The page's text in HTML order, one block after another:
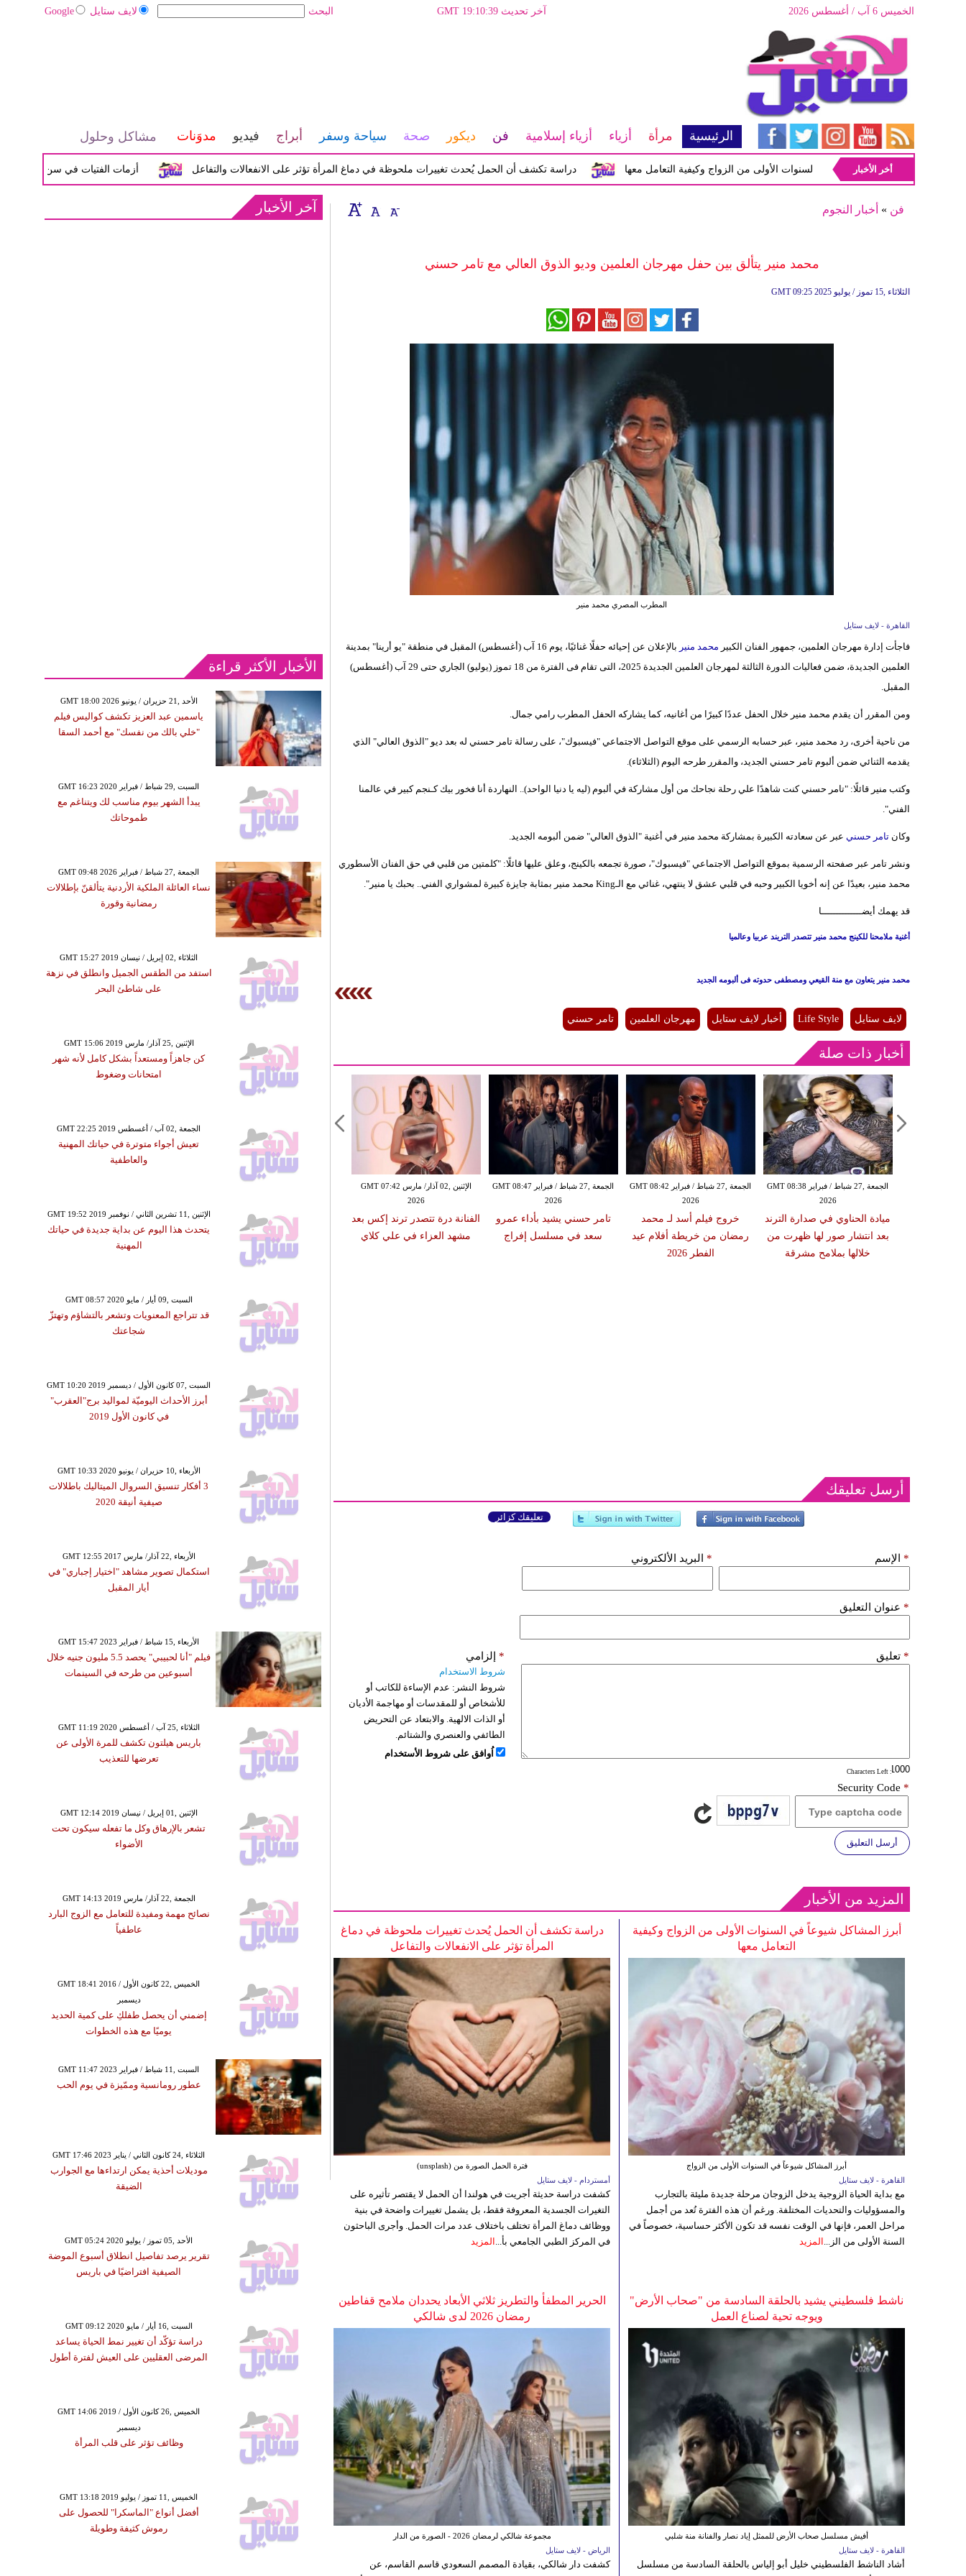
لايف ستايل Google البحث آخر تحديث GMT 19:10:39 الخميس 6 آب / أغسطس 2026
الرئيسية مرأة أزياء أزياء إسلامية فن ديكور صحة سياحة وسفر أبراج فيديو مدوَنات مشاكل وحلول
أزمات الفتيات في سن المراهقة بين دراسة تكشف أن الحمل يُحدث تغييرات ملحوظة في دماغ المرأة تؤثر على الانفعالات والتفاعل أبرز المشاكل شيوعاً في السنوات الأولى من الزواج وكيفية التعامل معها
أخر الأخبار
فن » أخبار النجوم
محمد منير يتألق بين حفل مهرجان العلمين وديو الذوق العالي مع تامر حسني
GMT 09:25 2025 الثلاثاء ,15 تموز / يوليو
المطرب المصري محمد منير
القاهرة - لايف ستايل
فاجأت إدارة مهرجان العلمين، جمهور الفنان الكبير محمد منير
بالإعلان عن إحيائه حفلًا غنائيًا، يوم 16 آب (أغسطس) المقبل في منطقة "يو أرينا" بمدينة
العلمين الجديدة، ضمن فعاليات الدورة الثالثة لمهرجان العلمين الجديدة 2025، التى تقام فى الفترة من 18 تموز (يوليو) الجاري حتى 29 آب (أغسطس)
المقبل.
ومن المقرر أن يقدم محمد منير خلال الحفل عددًا كبيرًا من أغانيه، كما يشاركه الحفل المطرب رامي جمال.
من ناحية أخرى، رد محمد منير، عبر حسابه الرسمي على موقع التواصل الاجتماعي "فيسبوك"، على رسالة تامر حسني له بعد ديو "الذوق العالي" الذي
يقدمه الثنائي ضمن ألبوم تامر حسني الجديد، والمقرر طرحه اليوم (الثلاثاء).
وكتب منير قائلًا: "تامر حسني كنت شاهدًا علي رحلة نجاحك من أول مشاركة في ألبوم (ليه يا دنيا الواحد).. النهاردة أنا فخور بيك كـنجم كبير في عالمنا
الفني".
وكان تامر حسنيعبر عن سعادته الكبيرة بمشاركة محمد منير في أغنية "الذوق العالي" ضمن ألبومه الجديد.
ونشر تامر عبر صفحته الرسمية بموقع التواصل الاجتماعي "فيسبوك"، صورة تجمعه بالكينج، وعلق عليها قائلًا: "كلمتين من قلبي في حق الفنان الأسطوري
محمد منير، بعيدًا عن إنه أخويا الكبير وحبه في قلبي عشق لا ينتهي، غنائي مع الـKing محمد منير بمثابة جايزة كبيرة لمشواري الفني.. بحبك يا منير".
قد يهمك أيضــــــــــــــا
أغنية ملامحنا للكينج محمد منير تتصدر التريند عربيا وعالميا
محمد منير يتعاون مع منة القيعي ومصطفى حدوته فى ألبومه الجديد
لايف ستايل Life Style أخبار لايف ستايل مهرجان العلمين تامر حسني
أخبار ذات صلة
الإثنين ,02 آذار/ مارس GMT 07:42
2026
الفنانة درة تتصدر ترند إكس بعد
مشهد العزاء في علي كلاي
الجمعة ,27 شباط / فبراير GMT 08:47
2026
تامر حسني يشيد بأداء عمرو
سعد في مسلسل إفراج
الجمعة ,27 شباط / فبراير GMT 08:42
2026
خروج فيلم أسد لـ محمد
رمضان من خريطة أفلام عيد
الفطر 2026
الجمعة ,27 شباط / فبراير GMT 08:38
2026
ميادة الحناوي في صدارة الترند
بعد انتشار صور لها ظهرت من
خلالها بملامح مشرقة
أرسل تعليقك
تعليقك كزائر
الإسم * البريد الألكتروني *
عنوان التعليق *
تعليق *
: Characters Left
إلزامي *
شروط الاستخدام
شروط النشر: عدم الإساءة للكاتب أو
للأشخاص أو للمقدسات أو مهاجمة الأديان
أو الذات الالهية. والابتعاد عن التحريض
الطائفي والعنصري والشتائم.
اُوافق على شروط الأستخدام
Security Code *
أرسل التعليق
المزيد من الأخبار
دراسة تكشف أن الحمل يُحدث تغييرات ملحوظة في دماغ
المرأة تؤثر على الانفعالات والتفاعل
فترة الحمل الصورة من (unsplash)
أمستردام - لايف ستايل
كشفت دراسة حديثة أجريت في هولندا أن الحمل لا يقتصر تأثيره على
التغيرات الجسدية المعروفة فقط، بل يشمل تغييرات واضحة في بنية
ووظائف دماغ المرأة تختلف باختلاف عدد مرات الحمل. وأجرى الباحثون
في المركز الطبي الجامعي بأ... المزيد
أبرز المشاكل شيوعاً في السنوات الأولى من الزواج وكيفية
التعامل معها
أبرز المشاكل شيوعاً في السنوات الأولى من الزواج
القاهرة - لايف ستايل
مع بداية الحياة الزوجية يدخل الزوجان مرحلة جديدة مليئة بالتجارب
والمسؤوليات والتحديات المختلفة. ورغم أن هذه الفترة تُعد من أجمل
مراحل العمر، فإنها في الوقت نفسه قد تكون الأكثر حساسية، خصوصاً في
السنة الأولى من الز... المزيد
الحرير المطفأ والتطريز ثلاثي الأبعاد يحددان ملامح قفاطين
رمضان 2026 لدى شالكي
مجموعة شالكي لرمضان 2026 - الصورة من الدار
الرياض - لايف ستايل
كشفت دار شالكي، بقيادة المصمم السعودي قاسم القاسم، عن
ناشط فلسطيني يشيد بالحلقة السادسة من "صحاب الأرض"
ويوجه تحية لصناع العمل
أفيش مسلسل صحاب الأرض للممثل إياد نصار والفنانة منة شلبي
القاهرة - لايف ستايل
أشاد الناشط الفلسطيني خليل أبو إلياس بالحلقة السادسة من مسلسل
آخر الأخبار
الأخبار الأكثر قراءة
GMT 18:00 2026 الأحد ,21 حزيران / يونيو
ياسمين عبد العزيز تكشف كواليس فيلم
"خلي بالك من نفسك" مع أحمد السقا
GMT 16:23 2020 السبت ,29 شباط / فبراير
يبدأ الشهر بيوم مناسب لك ويتناغم مع
طموحاتك
GMT 09:48 2026 الجمعة ,27 شباط / فبراير
نساء العائلة الملكية الأردنية يتألقنّ بإطلالات
رمضانية وقورة
GMT 15:27 2019 الثلاثاء ,02 إبريل / نيسان
استفد من الطقس الجميل وانطلق في نزهة
على شاطئ البحر
GMT 15:06 2019 الإثنين ,25 آذار/ مارس
كن جاهزاً ومستعداً بشكل كامل لأنه شهر
امتحانات وضغوط
GMT 22:25 2019 الجمعة ,02 آب / أغسطس
تعيش أجواء متوترة في حياتك المهنية
والعاطفية
GMT 19:52 2019 الإثنين ,11 تشرين الثاني / نوفمبر
يتحدث هذا اليوم عن بداية جديدة في حياتك
المهنية
GMT 08:57 2020 السبت ,09 أيار / مايو
قد تتراجع المعنويات وتشعر بالتشاؤم وتهتزّ
شجاعتك
GMT 10:20 2019 السبت ,07 كانون الأول / ديسمبر
أبرز الأحداث اليوميّة لمواليد برج"العقرب"
في كانون الأول 2019
GMT 10:33 2020 الأربعاء ,10 حزيران / يونيو
3 أفكار تنسيق السروال الميتاليك باطلالات
صيفية أنيقة 2020
GMT 12:55 2017 الأربعاء ,22 آذار/ مارس
استكمال تصوير مشاهد "اختيار إجباري" في
أيار المقبل
GMT 15:47 2023 الأربعاء ,15 شباط / فبراير
فيلم "أنا لحبيبي" يحصد 5.5 مليون جنيه خلال
أسبوعين من طرحه في السينمات
GMT 11:19 2020 الثلاثاء ,25 آب / أغسطس
باريس هيلتون تكشف للمرة الأولى عن
تعرضها للتعذيب
GMT 12:14 2019 الإثنين ,01 إبريل / نيسان
تشعر بالإرهاق وكل ما تفعله سيكون تحت
الأضواء
GMT 14:13 2019 الجمعة ,22 آذار/ مارس
نصائح مهمة ومفيدة للتعامل مع الزوج البارد
عاطفياً
GMT 18:41 2016 الخميس ,22 كانون الأول /
ديسمبر
إضمني أن يحصل طفلكِ على كمية الحديد
يوميًا مع هذه الخطوات
GMT 11:47 2023 السبت ,11 شباط / فبراير
عطور رومانسية وممّيزة في يوم الحب
GMT 17:46 2023 الثلاثاء ,24 كانون الثاني / يناير
موديلات أحذية يمكن ارتداءها مع الجوارب
الضيقة
GMT 05:24 2020 الأحد ,05 تموز / يوليو
تقرير يرصد تفاصيل انطلاق أسبوع الموضة
الصيفية افتراضيًا في باريس
GMT 09:12 2020 السبت ,16 أيار / مايو
دراسة تؤكّد أن تغيير نمط الحياة يساعد
المرضى العقليين على العيش لفترة أطول
GMT 14:06 2019 الخميس ,26 كانون الأول /
ديسمبر
وظائف تؤثر على قلب المرأة
GMT 13:18 2019 الخميس ,11 تموز / يوليو
أفضل أنواع "الماسكرا" للحصول على
رموش كثيفة وطويلة